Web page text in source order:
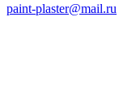
paint-plaster@mail.ru